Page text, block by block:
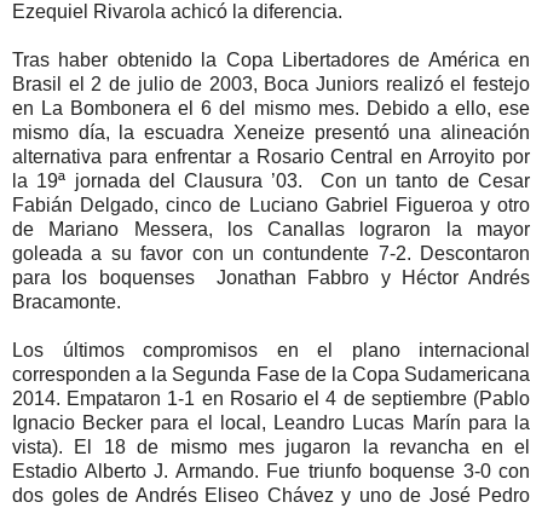
Ezequiel Rivarola achicó la diferencia.
Tras haber obtenido la Copa Libertadores de América en
Brasil el 2 de julio de 2003, Boca Juniors realizó el festejo
en La Bombonera el 6 del mismo mes. Debido a ello, ese
mismo día, la escuadra Xeneize presentó una alineación
alternativa para enfrentar a Rosario Central en Arroyito por
la 19ª jornada del Clausura ’03. Con un tanto de Cesar
Fabián Delgado, cinco de Luciano Gabriel Figueroa y otro
de Mariano Messera, los Canallas lograron la mayor
goleada a su favor con un contundente 7-2. Descontaron
para los boquenses Jonathan Fabbro y Héctor Andrés
Bracamonte.
Los últimos compromisos en el plano internacional
corresponden a la Segunda Fase de la Copa Sudamericana
2014. Empataron 1-1 en Rosario el 4 de septiembre (Pablo
Ignacio Becker para el local, Leandro Lucas Marín para la
vista). El 18 de mismo mes jugaron la revancha en el
Estadio Alberto J. Armando. Fue triunfo boquense 3-0 con
dos goles de Andrés Eliseo Chávez y uno de José Pedro